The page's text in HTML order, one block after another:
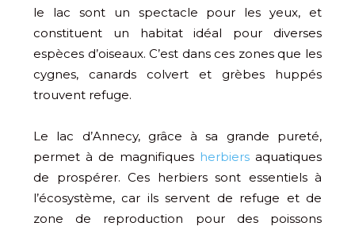
le lac sont un spectacle pour les yeux, et
constituent un habitat idéal pour diverses
espèces d’oiseaux. C’est dans ces zones que les
cygnes, canards colvert et grèbes huppés
trouvent refuge.
Le lac d’Annecy, grâce à sa grande pureté,
permet à de magnifiques herbiers aquatiques
de prospérer. Ces herbiers sont essentiels à
l’écosystème, car ils servent de refuge et de
zone de reproduction pour des poissons